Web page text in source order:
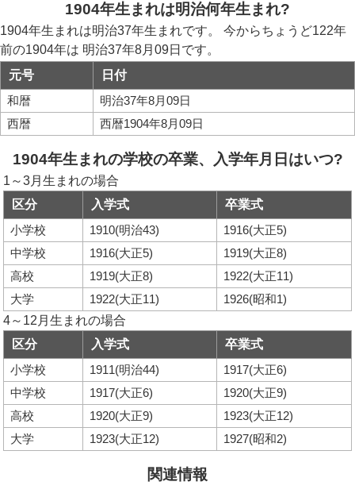
1904年生まれは明治何年生まれ?
1904年生まれは明治37年生まれです。 今からちょうど122年
前の1904年は 明治37年8月09日です。
元号
日付
和暦
明治37年8月09日
西暦
西暦1904年8月09日
1904年生まれの学校の卒業、入学年月日はいつ?
1～3月生まれの場合
区分
入学式
卒業式
小学校
1910(明治43)
1916(大正5)
中学校
1916(大正5)
1919(大正8)
高校
1919(大正8)
1922(大正11)
大学
1922(大正11)
1926(昭和1)
4～12月生まれの場合
区分
入学式
卒業式
小学校
1911(明治44)
1917(大正6)
中学校
1917(大正6)
1920(大正9)
高校
1920(大正9)
1923(大正12)
大学
1923(大正12) 1927(昭和2)
関連情報